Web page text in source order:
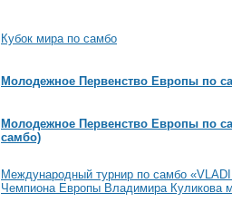
Кубок мира по самбо
Молодежное Первенство Европы по
Молодежное Первенство Европы по
самбо)
Международный турнир по самбо
Чемпиона Европы Владимира Куликова